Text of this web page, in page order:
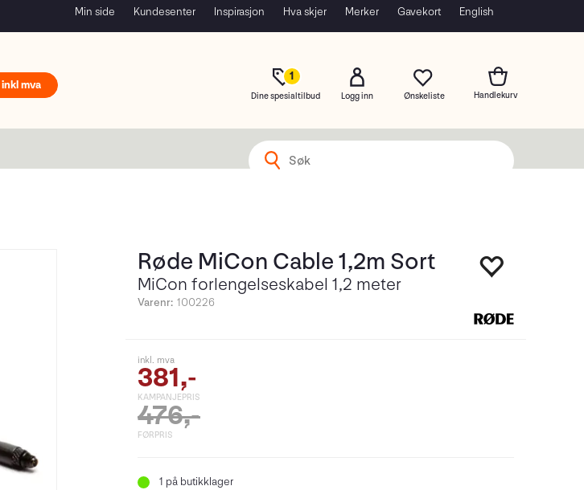
Min side Kundesenter Inspirasjon Hva skjer Merker Gavekort English
1
Dine spesialtilbud Logg inn
Røde MiCon Cable 1,2m Sort
MiCon forlengelseskabel 1,2 meter
Varenr: 100226
inkl. mva
381,-
KAMPANJEPRIS
476,-
FØRPRIS
1 på butikklager